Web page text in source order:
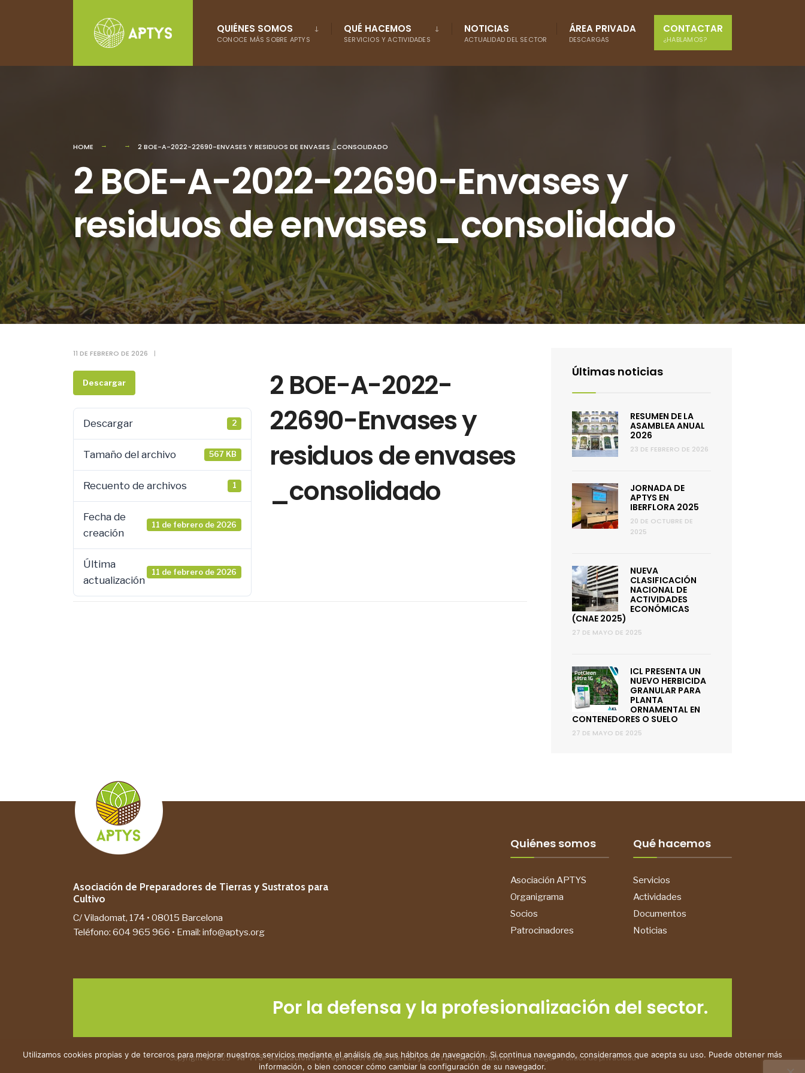
content
QUIÉNES SOMOS
CONOCE MÁS SOBRE APTYS
QUÉ HACEMOS
SERVICIOS Y ACTIVIDADES
CONTACTAR
¿HABLAMOS?
NOTICIAS
ACTUALIDAD DEL SECTOR
ÁREA PRIVADA
DESCARGAS
HOME 2 BOE-A-2022-22690-ENVASES Y RESIDUOS DE ENVASES _CONSOLIDADO
2 BOE-A-2022-22690-Envases y
residuos de envases _consolidado
11 DE FEBRERO DE 2026 |
Descargar
Descargar 2
Tamaño del archivo 567 KB
Recuento de archivos 1
Fecha de
creación
11 de febrero de 2026
Última
actualización
11 de febrero de 2026
2 BOE-A-2022-
22690-Envases y
residuos de envases
_consolidado
Últimas noticias
RESUMEN DE LA
ASAMBLEA ANUAL
2026
23 DE FEBRERO DE 2026
JORNADA DE
APTYS EN
IBERFLORA 2025
20 DE OCTUBRE DE
2025
NUEVA
CLASIFICACIÓN
NACIONAL DE
ACTIVIDADES
ECONÓMICAS
(CNAE 2025)
27 DE MAYO DE 2025
ICL PRESENTA UN
NUEVO HERBICIDA
GRANULAR PARA
PLANTA
ORNAMENTAL EN
CONTENEDORES O SUELO
27 DE MAYO DE 2025
Asociación de Preparadores de Tierras y Sustratos para
Cultivo
C/ Viladomat, 174 • 08015 Barcelona
Teléfono: 604 965 966 • Email: info@aptys.org
Quiénes somos
Asociación APTYS
Organigrama
Socios
Patrocinadores
Qué hacemos
Servicios
Actividades
Documentos
Noticias
Por la defensa y la profesionalización del sector.
Copyright © 2023 -APTYS - Asociación de Preparadores de Tierras y Sustratos para Cultivo-Aviso legal-Política de privacidad
Utilizamos cookies propias y de terceros para mejorar nuestros servicios mediante el análisis de sus hábitos de navegación. Si continua navegando, consideramos que acepta su uso. Puede obtener más
información, o bien conocer cómo cambiar la configuración de su navegador.